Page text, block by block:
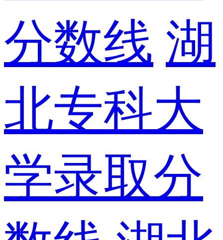
分数线 湖
北专科大
学录取分